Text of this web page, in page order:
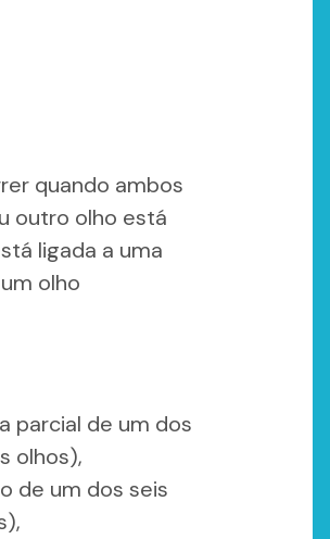
quando ambos
outro olho está
ligada a uma
olho
parcial de um dos
olhos),
de um dos seis